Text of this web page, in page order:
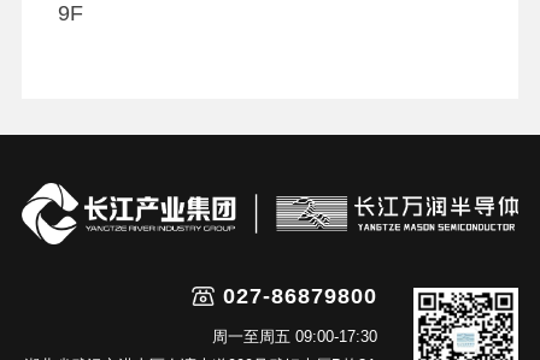
9F
027-86879800
周一至周五 09:00-17:30